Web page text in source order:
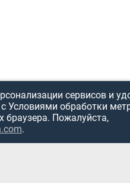
сервисов и
Условиями обработки
браузера. Пожалуйста,
.